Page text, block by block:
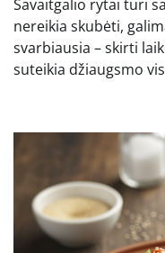
Savaitgalio rytai turi
nereikia skubėti,
svarbiausia – skirti
suteikia džiaugsmo